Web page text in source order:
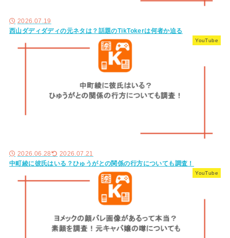
2026.07.19
西山ダディダディの元ネタは？話題のTikTokerは何者か迫る
YouTube
2026.06.28 2026.07.21
中町綾に彼氏はいる？ひゅうがとの関係の行方についても調査！
YouTube